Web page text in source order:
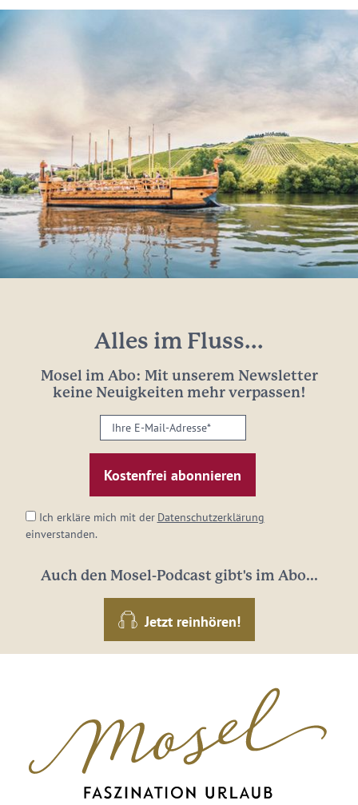
Alles im Fluss...
Mosel im Abo: Mit unserem Newsletter
keine Neuigkeiten mehr verpassen!
Ihre
E-
Mail-
Adresse:
Ich erkläre mich mit der Datenschutzerklärung
einverstanden.
Auch den Mosel-Podcast gibt's im Abo...
Jetzt reinhören!